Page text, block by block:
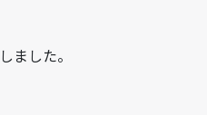
ました。